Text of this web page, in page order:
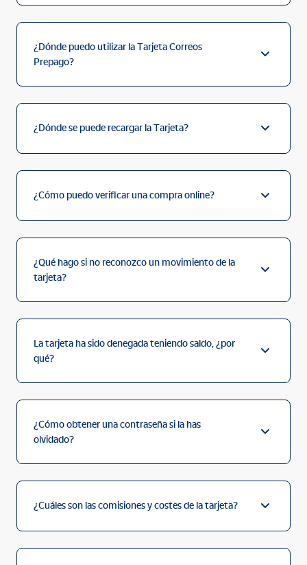
¿Dónde puedo utilizar la Tarjeta Correos
Prepago?
¿Dónde se puede recargar la Tarjeta?
¿Cómo puedo verificar una compra online?
¿Qué hago si no reconozco un movimiento de la
tarjeta?
La tarjeta ha sido denegada teniendo saldo, ¿por
qué?
¿Cómo obtener una contraseña si la has
olvidado?
¿Cuáles son las comisiones y costes de la tarjeta?